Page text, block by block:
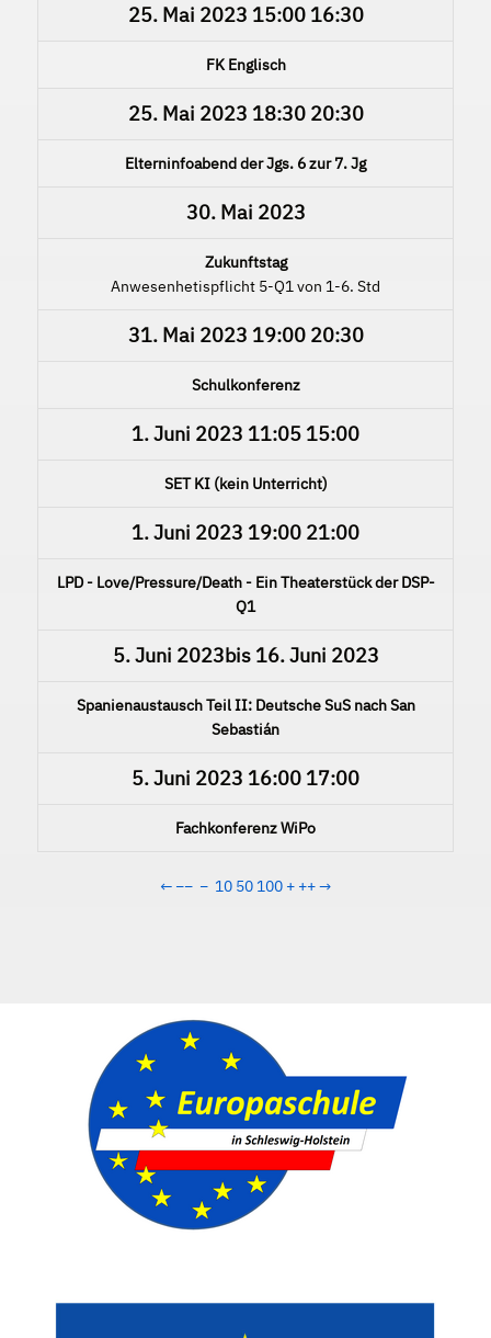
25. Mai 2023 15:00 16:30
FK Englisch
25. Mai 2023 18:30 20:30
Elterninfoabend der Jgs. 6 zur 7. Jg
30. Mai 2023
Zukunftstag
Anwesenhetispflicht 5-Q1 von 1-6. Std
31. Mai 2023 19:00 20:30
Schulkonferenz
1. Juni 2023 11:05 15:00
SET KI (kein Unterricht)
1. Juni 2023 19:00 21:00
LPD - Love/Pressure/Death - Ein Theaterstück der DSP-
Q1
5. Juni 2023bis 16. Juni 2023
Spanienaustausch Teil II: Deutsche SuS nach San
Sebastián
5. Juni 2023 16:00 17:00
Fachkonferenz WiPo
← −− − 10 50 100 + ++→